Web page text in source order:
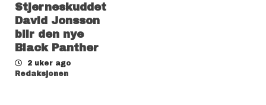
Stjerneskuddet
David Jonsson
blir den nye
Black Panther
2 uker ago
Redaksjonen